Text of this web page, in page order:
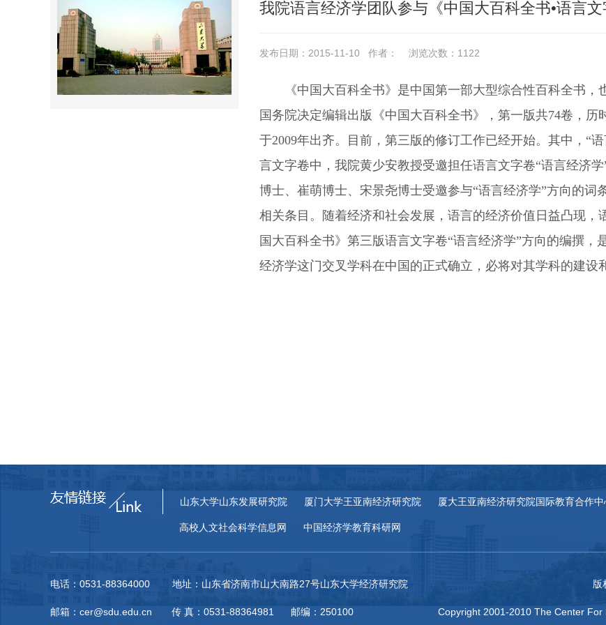
我院语言经济学团队参与《中国大百科全书•语言
发布日期：2015-11-10 作者： 浏览次数： 1122
《中国大百科全书》是中国第一部大型综合性百科全书
国务院决定编辑出版《中国大百科全书》，第一版共74卷，历
于2009年出齐。目前，第三版的修订工作已经开始。其中，“
言文字卷中，我院黄少安教授受邀担任语言文字卷“语言经济
博士、崔萌博士、宋景尧博士受邀参与“语言经济学”方向的
相关条目。随着经济和社会发展，语言的经济价值日益凸现
国大百科全书》第三版语言文字卷“语言经济学”方向的编撰
经济学这门交叉学科在中国的正式确立，必将对其学科的建设
山东大学山东发展研究院 厦门大学王亚南经济研究院 厦大王亚南经济研究院国际教育合作中
高校人文社会科学信息网 中国经济学教育科研网
电话：0531-88364000 地址：山东省济南市山大南路27号山东大学经济研究院
邮箱：cer@sdu.edu.cn 传 真：0531-88364981 邮编：250100
版
Copyright 2001-2010 The Center For